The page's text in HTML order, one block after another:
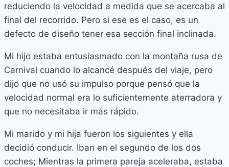
reduciendo la velocidad a medida que se acercaba al
final del recorrido. Pero si ese es el caso, es un
defecto de diseño tener esa sección final inclinada.
Mi hijo estaba entusiasmado con la montaña rusa de
Carnival cuando lo alcancé después del viaje, pero
dijo que no usó su impulso porque pensó que la
velocidad normal era lo suficientemente aterradora y
que no necesitaba ir más rápido.
Mi marido y mi hija fueron los siguientes y ella
decidió conducir. Iban en el segundo de los dos
coches; Mientras la primera pareja aceleraba, estaba